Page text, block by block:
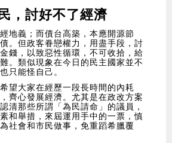
，討好不了經濟
地義；而債台高築，本應開源節
。但政客眷戀權力，用盡手段，討
錢，以致惡性循環，不可收拾，給
。類似現象在今日的民主國家並不
只能怪自己。
望大家在經歷一段長時間的內耗
齊心發展經濟。尤其是在政改方案
清那些所謂「為民請命」的議員，
和舉措，來屆運用手中的一票，慎
社會和市民做事，免重蹈希臘覆